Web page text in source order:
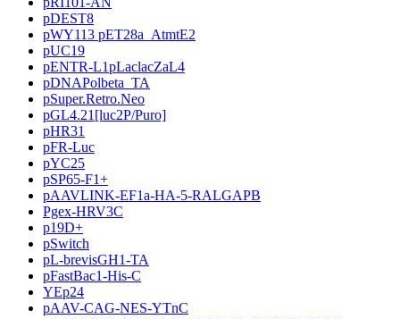
pDEST8
pWY113 pET28a_AtmtE2
pUC19
pENTR-L1pLaclacZaL4
pDNAPolbeta_TA
pSuper.Retro.Neo
pGL4.21[luc2P/Puro]
pHR31
pFR-Luc
pYC25
pSP65-F1+
pAAVLINK-EF1a-HA-5-RALGAPB
Pgex-HRV3C
p19D+
pSwitch
pL-brevisGH1-TA
pFastBac1-His-C
YEp24
pAAV-CAG-NES-YTnC